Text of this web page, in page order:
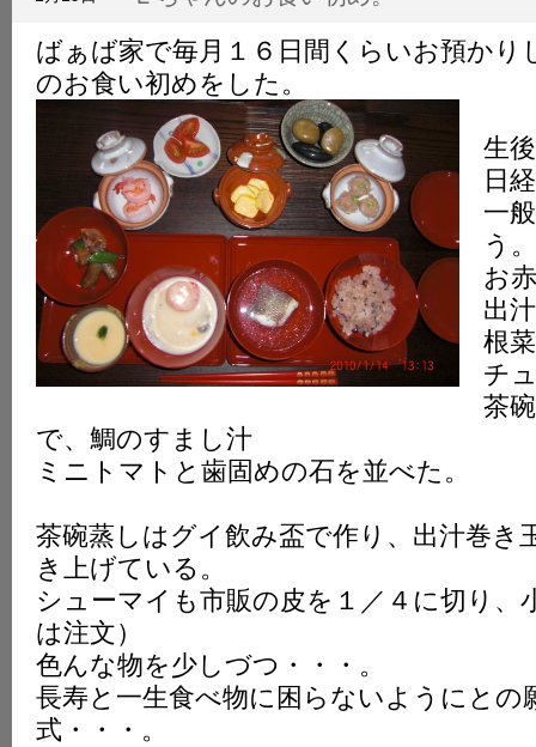
ばぁば家で毎月１６日間くらいお預かり
のお食い初めをした。
生
日
一
う。
お
出
根
チ
茶
で、鯛のすまし汁
ミニトマトと歯固めの石を並べた。
茶碗蒸しはグイ飲み盃で作り、出汁巻き
き上げている。
シューマイも市販の皮を１／４に切り、
は注文）
色んな物を少しづつ・・・。
長寿と一生食べ物に困らないようにとの
式・・・。